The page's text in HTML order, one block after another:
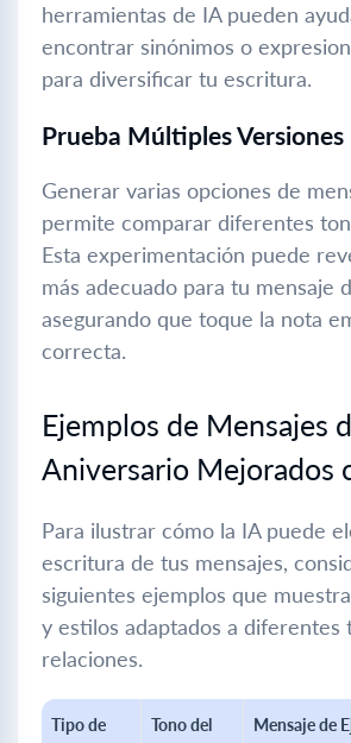
herramientas de IA pueden
encontrar sinónimos o
para diversificar tu escritura.
Prueba Múltiples Versiones
Generar varias opciones de
permite comparar diferentes
Esta experimentación puede
más adecuado para tu mensaje
asegurando que toque la nota
correcta.
Ejemplos de Mensajes
Aniversario Mejorados
Para ilustrar cómo la IA puede
escritura de tus mensajes,
siguientes ejemplos que
y estilos adaptados a diferentes
relaciones.
Tipo de
Tono del
Mensaje de